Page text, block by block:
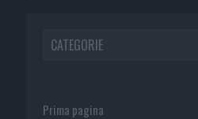
CATEGORIE
Prima pagina